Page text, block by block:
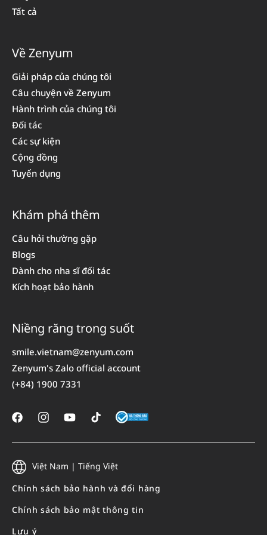
Tất cả
Về Zenyum
Giải pháp của chúng tôi
Câu chuyện về Zenyum
Hành trình của chúng tôi
Đối tác
Các sự kiện
Cộng đồng
Tuyển dụng
Khám phá thêm
Câu hỏi thường gặp
Blogs
Dành cho nha sĩ đối tác
Kích hoạt bảo hành
Niềng răng trong suốt
smile.vietnam@zenyum.com
Zenyum's Zalo official account
(+84) 1900 7331
FacebookInstagramYouTubeTikTok
Việt Nam | Tiếng Việt
Chính sách bảo hành và đổi hàng
Chính sách bảo mật thông tin
Lưu ý